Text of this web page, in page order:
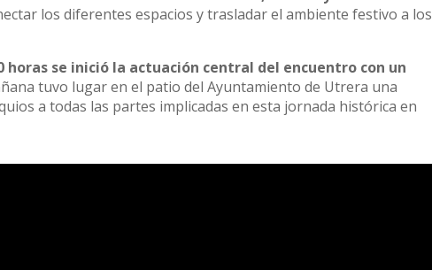
los diferentes espacios y trasladar el ambiente festivo a los
horas se inició la actuación central del encuentro con un
tuvo lugar en el patio del Ayuntamiento de Utrera una
a todas las partes implicadas en esta jornada histórica en